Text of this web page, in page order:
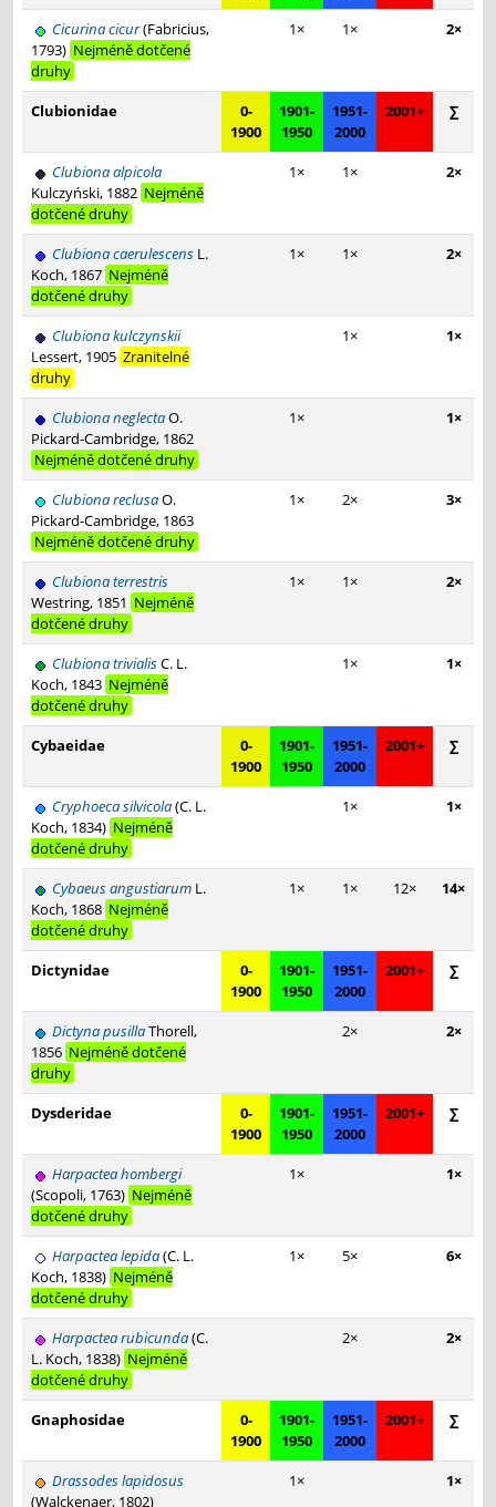
Cicurina cicur(Fabricius,
1793) Nejméně dotčené
druhy
1× 1× 2×
Clubionidae
0-
1900
1901-
1950
1951-
2000
2001+ ∑
Clubiona alpicola
Kulczyński, 1882 Nejméně
dotčené druhy
1× 1× 2×
Clubiona caerulescens L.
Koch, 1867 Nejméně
dotčené druhy
1× 1× 2×
Clubiona kulczynskii
Lessert, 1905 Zranitelné
druhy
1× 1×
Clubiona neglectaO.
Pickard-Cambridge, 1862
Nejméně dotčené druhy
1× 1×
Clubiona reclusaO.
Pickard-Cambridge, 1863
Nejméně dotčené druhy
1× 2× 3×
Clubiona terrestris
Westring, 1851 Nejméně
dotčené druhy
1× 1× 2×
Clubiona trivialisC. L.
Koch, 1843 Nejméně
dotčené druhy
1× 1×
Cybaeidae
0-
1900
1901-
1950
1951-
2000
2001+ ∑
Cryphoeca silvicola(C. L.
Koch, 1834) Nejméně
dotčené druhy
1× 1×
Cybaeus angustiarum L.
Koch, 1868 Nejméně
dotčené druhy
1× 1× 12× 14×
Dictynidae
0-
1900
1901-
1950
1951-
2000
2001+ ∑
Dictyna pusillaThorell,
1856 Nejméně dotčené
druhy
2× 2×
Dysderidae
0-
1900
1901-
1950
1951-
2000
2001+ ∑
Harpactea hombergi
(Scopoli, 1763) Nejméně
dotčené druhy
1× 1×
Harpactea lepida(C. L.
Koch, 1838) Nejméně
dotčené druhy
1× 5× 6×
Harpactea rubicunda(C.
L. Koch, 1838) Nejméně
dotčené druhy
2× 2×
Gnaphosidae
0-
1900
1901-
1950
1951-
2000
2001+ ∑
Drassodes lapidosus
(Walckenaer, 1802)
1× 1×